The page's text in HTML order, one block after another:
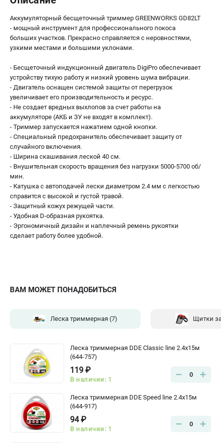
ВАМ МОЖЕТ ПОНАДОБИТЬСЯ
Леска триммерная (7) Щитки
Леска триммерная DDE Classic line 2.4x15м
(644-757)
119 ₽
В наличии: 1
0
Леска триммерная DDE Speed line 2.4x15м
(644-917)
94 ₽
В наличии: 1
0
Аккумуляторный бесщеточный триммер GREENWORKS GD82LT
- мощный инструмент для профессионального покоса
больших участков. Прекрасно справляется с неровностями,
узкими местами и большими уклонами.
- Бесщеточный индукционный двигатель DigiPro обеспечивает
устройству тихую работу и низкий уровень шума вибрации.
- Двигатель оснащен системой защиты от перегрузок
увеличивает его производительность и ресурс.
- Не создает вредных выхлопов за счет работы на
аккумуляторе (АКБ и ЗУ не входят в комплект).
- Триммер запускается нажатием одной кнопки.
- Специальный предохранитель обеспечивает защиту от
случайного включения.
- Ширина скашивания леской 40 см.
- Внушительная скорость вращения без нагрузки 5000-5700 об/
мин.
- Катушка с автоподачей лески диаметром 2.4 мм с легкостью
справится с высокой и густой травой.
- Защитный кожух режущей части.
- Удобная D-образная рукоятка.
- Эргономичный дизайн и наплечный ремень рукоятки
сделает работу более удобной.